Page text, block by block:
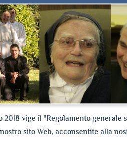
2018 vige il "Regolamento
sito Web, acconsentite alla